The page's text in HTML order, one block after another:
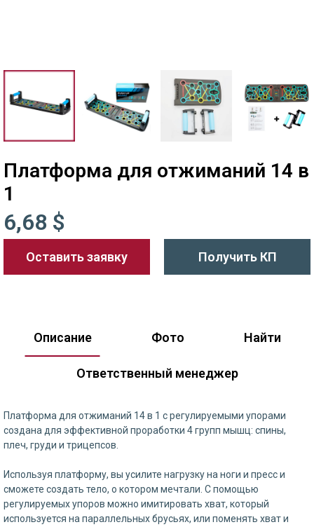
Платформа для отжиманий 14 в
1
6,68 $
Оставить заявку Получить КП
Описание Фото Найти
Ответственный менеджер
Платформа для отжиманий 14 в 1 с регулируемыми упорами
создана для эффективной проработки 4 групп мышц: спины,
плеч, груди и трицепсов.
Используя платформу, вы усилите нагрузку на ноги и пресс и
сможете создать тело, о котором мечтали. С помощью
регулируемых упоров можно имитировать хват, который
используется на параллельных брусьях, или поменять хват и